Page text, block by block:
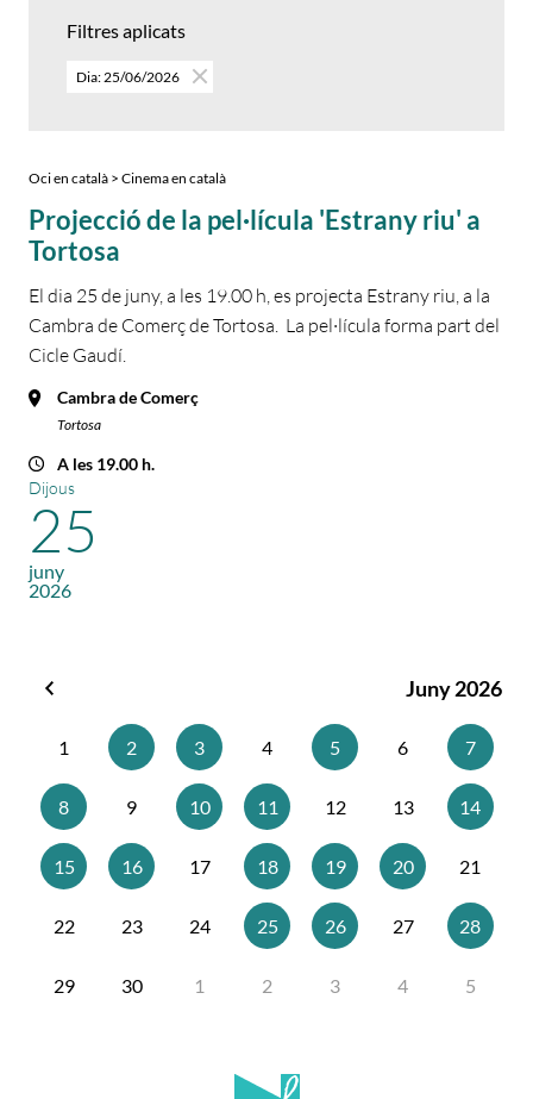
Filtres aplicats
Dia: 25/06/2026
Oci en català > Cinema en català
Projecció de la pel·lícula 'Estrany riu' a
Tortosa
El dia 25 de juny, a les 19.00 h, es projecta Estrany riu, a la
Cambra de Comerç de Tortosa. La pel·lícula forma part del
Cicle Gaudí.
Cambra de Comerç
Tortosa
A les 19.00 h.
Dijous
25
juny
2026
Juny 2026
1 2 3 4 5 6 7
8 9 10 11 12 13 14
15 16 17 18 19 20 21
22 23 24 25 26 27 28
29 30 1 2 3 4 5